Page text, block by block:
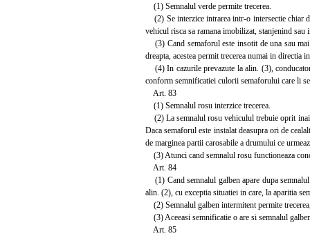
(1) Semnalul verde permite trecerea.
(2) Se interzice intrarea intr-o intersectie chiar
vehicul risca sa ramana imobilizat, stanjenind sau
(3) Cand semaforul este insotit de una sau
dreapta, acestea permit trecerea numai in
(4) In cazurile prevazute la alin. (3),
conform semnificatiei culorii semaforului care li se
Art. 83
(1) Semnalul rosu interzice trecerea.
(2) La semnalul rosu vehiculul trebuie oprit
Daca semaforul este instalat deasupra ori de
de marginea partii carosabile a drumului ce
(3) Atunci cand semnalul rosu functioneaza
Art. 84
(1) Cand semnalul galben apare dupa
alin. (2), cu exceptia situatiei in care, la aparitia
(2) Semnalul galben intermitent permite
(3) Aceeasi semnificatie o are si semnalul
Art. 85